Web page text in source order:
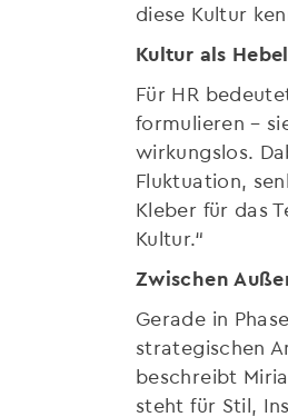
diese Kultur
Kultur als Hebel
Für HR
formulieren –
wirkungslos.
Fluktuation,
Kleber für das
Kultur.“
Zwischen
Gerade in
strategischen
beschreibt
steht für Stil,